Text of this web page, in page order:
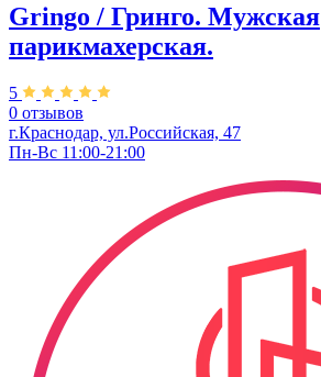
Gringo / Гринго. Мужская
парикмахерская.
5
0 отзывов
г.Краснодар, ул.Российская, 47
Пн-Вс 11:00-21:00